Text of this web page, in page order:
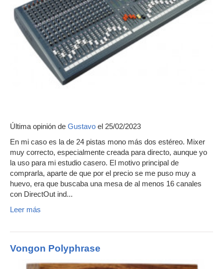
Última opinión de Gustavo el 25/02/2023
En mi caso es la de 24 pistas mono más dos estéreo. Mixer
muy correcto, especialmente creada para directo, aunque yo
la uso para mi estudio casero. El motivo principal de
comprarla, aparte de que por el precio se me puso muy a
huevo, era que buscaba una mesa de al menos 16 canales
con DirectOut ind...
Leer más
Vongon Polyphrase